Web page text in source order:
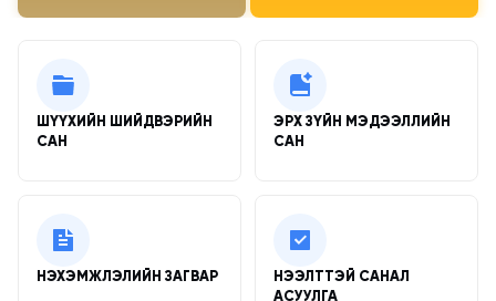
ШҮҮХИЙН ШИЙДВЭРИЙН
САН
ЭРХ ЗҮЙН МЭДЭЭЛЛИЙН
САН
НЭХЭМЖЛЭЛИЙН ЗАГВАР
НЭЭЛТТЭЙ САНАЛ
АСУУЛГА